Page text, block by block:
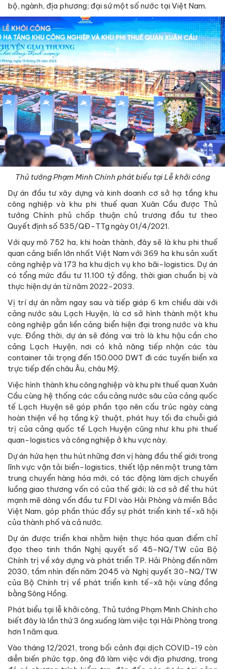
bộ, ngành, địa phương; đại sứ một số nước tại Việt Nam.
Thủ tướng Phạm Minh Chính phát biểu tại Lễ khởi công
Dự án đầu tư xây dựng và kinh doanh cơ sở hạ tầng khu
công nghiệp và khu phi thuế quan Xuân Cầu được Thủ
tướng Chính phủ chấp thuận chủ trương đầu tư theo
Quyết định số 535/QĐ-TTg ngày 01/4/2021.
Với quy mô 752 ha, khi hoàn thành, đây sẽ là khu phi thuế
quan cảng biển lớn nhất Việt Nam với 369 ha khu sản xuất
công nghiệp và 173 ha khu dịch vụ kho bãi-logistics. Dự án
có tổng mức đầu tư 11.100 tỷ đồng, thời gian chuẩn bị và
thực hiện dự án từ năm 2022-2033.
Vị trí dự án nằm ngay sau và tiếp giáp 6 km chiều dài với
cảng nước sâu Lạch Huyện, là cơ sở hình thành một khu
công nghiệp gắn liền cảng biển hiện đại trong nước và khu
vực. Đồng thời, dự án sẽ đóng vai trò là khu hậu cần cho
cảng Lạch Huyện, nơi có khả năng tiếp nhận các tàu
container tải trọng đến 150.000 DWT đi các tuyến biển xa
trực tiếp đến châu Âu, châu Mỹ.
Việc hình thành khu công nghiệp và khu phi thuế quan Xuân
Cầu cùng hệ thống các cầu cảng nước sâu của cảng quốc
tế Lạch Huyện sẽ góp phần tạo nên cấu trúc ngày càng
hoàn thiện về hạ tầng kỹ thuật, phát huy tối đa chuỗi giá
trị của cảng quốc tế Lạch Huyện cũng như khu phi thuế
quan-logistics và công nghiệp ở khu vực này.
Dự án hứa hẹn thu hút những đơn vị hàng đầu thế giới trong
lĩnh vực vận tải biển-logistics, thiết lập nên một trung tâm
trung chuyển hàng hóa mới, có tác động làm dịch chuyển
luồng giao thương vốn có của thế giới; là cơ sở để thu hút
mạnh mẽ dòng vốn đầu tư FDI vào Hải Phòng và miền Bắc
Việt Nam, góp phần thúc đẩy sự phát triển kinh tế-xã hội
của thành phố và cả nước.
Dự án được triển khai nhằm hiện thực hóa quan điểm chỉ
đạo theo tinh thần Nghị quyết số 45-NQ/TW của Bộ
Chính trị về xây dựng và phát triển TP. Hải Phòng đến năm
2030, tầm nhìn đến năm 2045 và Nghị quyết 30-NQ/TW
của Bộ Chính trị về phát triển kinh tế-xã hội vùng đồng
bằng Sông Hồng.
Phát biểu tại lễ khởi công, Thủ tướng Phạm Minh Chính cho
biết đây là lần thứ 3 ông xuống làm việc tại Hải Phòng trong
hơn 1 năm qua.
Vào tháng 12/2021, trong bối cảnh đại dịch COVID-19 còn
diễn biến phức tạp, ông đã làm việc với địa phương, trong